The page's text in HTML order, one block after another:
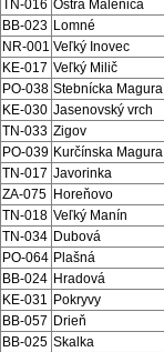
TN-016 Ostrá Malenica
BB-023 Lomné
NR-001 Veľký Inovec
KE-017 Veľký Milič
PO-038 Stebnícka Magura
KE-030 Jasenovský vrch
TN-033 Zigov
PO-039 Kurčínska Magura
TN-017 Javorinka
ZA-075 Horeňovo
TN-018 Veľký Manín
TN-034 Dubová
PO-064 Plašná
BB-024 Hradová
KE-031 Pokryvy
BB-057 Drieň
BB-025 Skalka